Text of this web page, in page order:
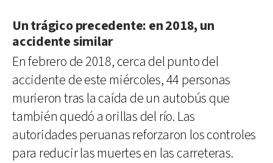
Un trágico precedente: en 2018, un
accidente similar
En febrero de 2018, cerca del punto del
accidente de este miércoles, 44 personas
murieron tras la caída de un autobús que
también quedó a orillas del río. Las
autoridades peruanas reforzaron los controles
para reducir las muertes en las carreteras.